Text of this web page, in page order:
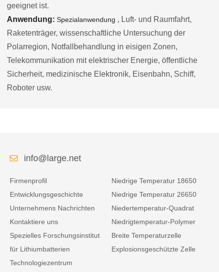
geeignet ist.
Anwendung: Spezialanwendung , Luft- und Raumfahrt,
Raketenträger, wissenschaftliche Untersuchung der
Polarregion, Notfallbehandlung in eisigen Zonen,
Telekommunikation mit elektrischer Energie, öffentliche
Sicherheit, medizinische Elektronik, Eisenbahn, Schiff,
Roboter usw.
info@large.net
Firmenprofil
Entwicklungsgeschichte
Unternehmens Nachrichten
Kontaktiere uns
Spezielles Forschungsinstitut
für Lithiumbatterien
Technologiezentrum
Niedrige Temperatur 18650
Niedrige Temperatur 26650
Niedertemperatur-Quadrat
Niedrigtemperatur-Polymer
Breite Temperaturzelle
Explosionsgeschützte Zelle